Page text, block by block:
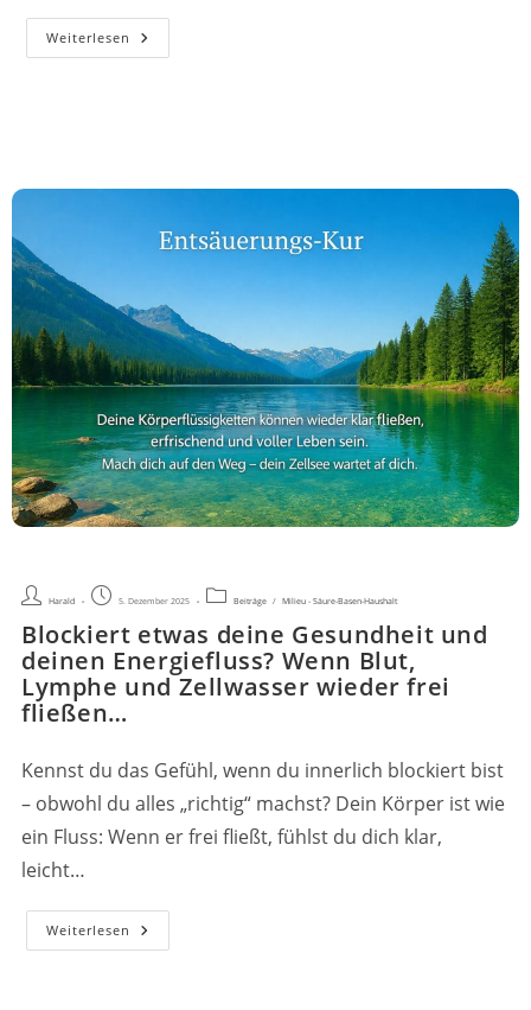
Weiterlesen Entsäuerung
Als
Blockiert etwas deine Gesundheit und
deinen Energiefluss? Wenn Blut,
Lymphe und Zellwasser wieder frei
fließen…
Beitrags-
Autor:
Harald
Beitrag
veröffentlicht:
5. Dezember 2025
Beitrags-
Kategorie:
Beiträge / Milieu - Säure-Basen-Haushalt
Kennst du das Gefühl, wenn du innerlich blockiert bist
– obwohl du alles „richtig“ machst? Dein Körper ist wie
ein Fluss: Wenn er frei fließt, fühlst du dich klar,
leicht…
Weiterlesen Blockiert
Etwas